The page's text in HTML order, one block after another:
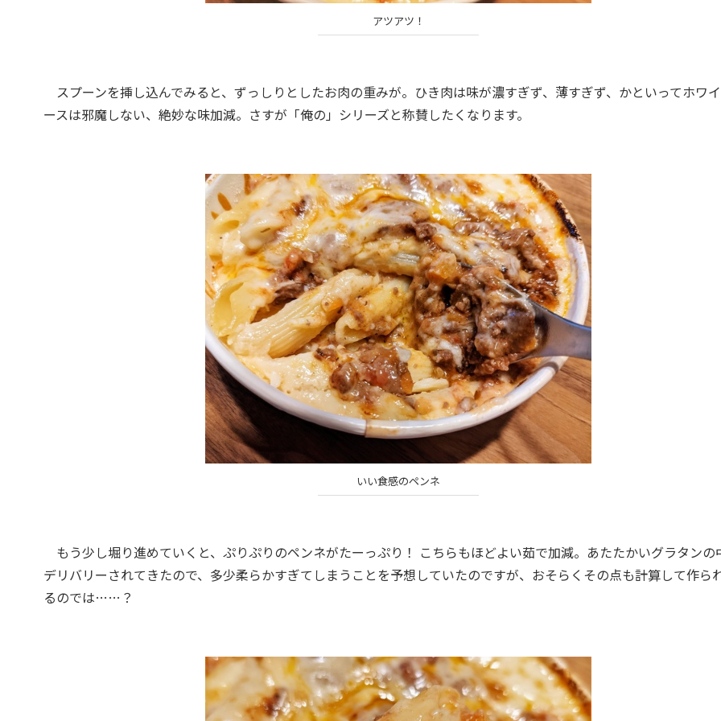
アツアツ！
スプーンを挿し込んでみると、ずっしりとしたお肉の重みが。ひき肉は味が濃すぎず、薄すぎず、かといってホワ
ースは邪魔しない、絶妙な味加減。さすが「俺の」シリーズと称賛したくなります。
いい食感のペンネ
もう少し堀り進めていくと、ぷりぷりのペンネがたーっぷり！ こちらもほどよい茹で加減。あたたかいグラタンの
デリバリーされてきたので、多少柔らかすぎてしまうことを予想していたのですが、おそらくその点も計算して作ら
るのでは……？